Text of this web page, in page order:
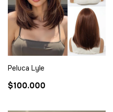
Peluca Lyle
$100.000